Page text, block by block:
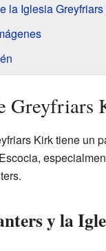
la Iglesia Greyfriars
Greyfriars
Kirk tiene un
y la